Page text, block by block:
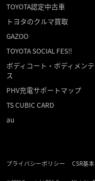
TOYOTA認定中古車
トヨタのクルマ買取
GAZOO
TOYOTA SOCIAL FES!!
ボディコート・ボディメン
ス
PHV充電サポートマップ
TS CUBIC CARD
au
プライバシーポリシー CSR基